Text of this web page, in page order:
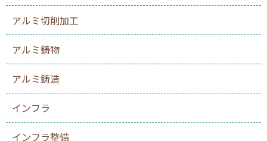
アルミ切削加工
アルミ鋳物
アルミ鋳造
インフラ
インフラ整備